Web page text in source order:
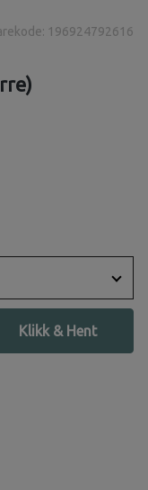
196924792616
Klikk & Hent